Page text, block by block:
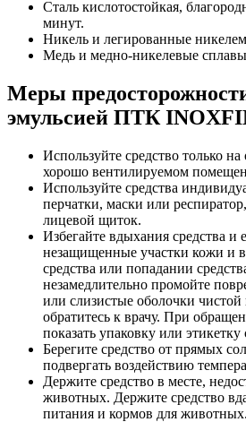
Сталь кислотостойкая,
минут.
Никель и легированные
Медь и медно-никелевые
Меры
эмульсией ПТК
Используйте средство только
хорошо вентилируемом
Используйте средства
перчатки, маски или
лицевой щиток.
Избегайте вдыхания средства и
незащищенные участки кожи и
средства или попадании
незамедлительно промойте
или слизистые оболочки
обратитесь к врачу. При
показать упаковку или этикетку
Берегите средство от прямых
подвергать воздействию
Держите средство в месте,
животных. Держите средство
питания и кормов для животных.